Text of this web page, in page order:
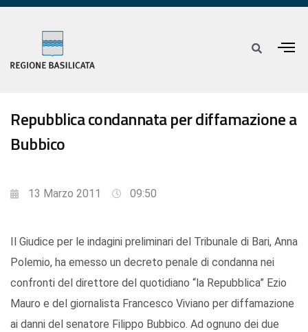
Repubblica condannata per diffamazione a
Bubbico
13 Marzo 2011 09:50
Il Giudice per le indagini preliminari del Tribunale di Bari, Anna
Polemio, ha emesso un decreto penale di condanna nei
confronti del direttore del quotidiano “la Repubblica” Ezio
Mauro e del giornalista Francesco Viviano per diffamazione
ai danni del senatore Filippo Bubbico. Ad ognuno dei due